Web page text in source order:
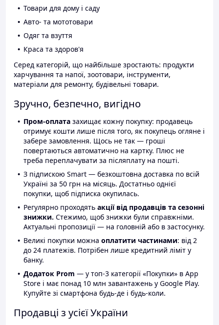
Товари для дому і саду
Авто- та мототовари
Одяг та взуття
Краса та здоров'я
Серед категорій, що найбільше зростають: продукти
харчування та напої, зоотовари, інструменти,
матеріали для ремонту, будівельні товари.
Зручно, безпечно, вигідно
Пром-оплата захищає кожну покупку: продавець
отримує кошти лише після того, як покупець огляне і
забере замовлення. Щось не так — гроші
повертаються автоматично на картку. Плюс не
треба переплачувати за післяплату на пошті.
З підпискою Smart — безкоштовна доставка по всій
Україні за 50 грн на місяць. Достатньо однієї
покупки, щоб підписка окупилась.
Регулярно проходять акції від продавців та сезонні
знижки. Стежимо, щоб знижки були справжніми.
Актуальні пропозиції — на головній або в застосунку.
Великі покупки можна оплатити частинами: від 2
до 24 платежів. Потрібен лише кредитний ліміт у
банку.
Додаток Prom — у топ-3 категорії «Покупки» в App
Store і має понад 10 млн завантажень у Google Play.
Купуйте зі смартфона будь-де і будь-коли.
Продавці з усієї України